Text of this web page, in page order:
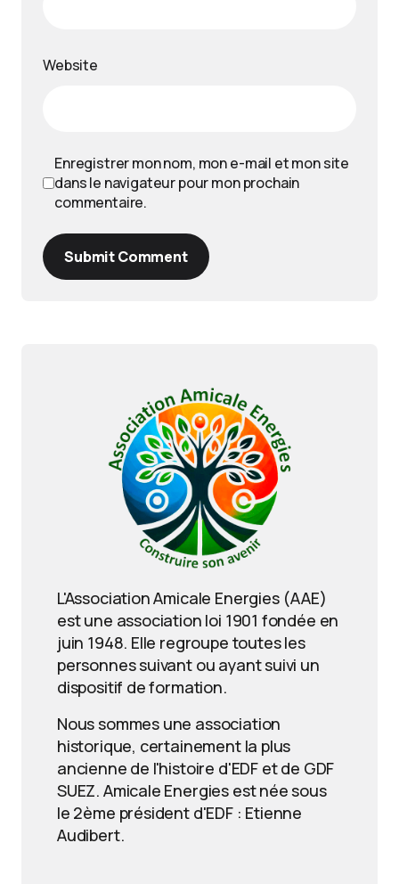
Website
Enregistrer mon nom, mon e-mail et mon site
dans le navigateur pour mon prochain
commentaire.
Submit Comment
L'Association Amicale Energies (AAE)
est une association loi 1901 fondée en
juin 1948. Elle regroupe toutes les
personnes suivant ou ayant suivi un
dispositif de formation.
Nous sommes une association
historique, certainement la plus
ancienne de l'histoire d'EDF et de GDF
SUEZ. Amicale Energies est née sous
le 2ème président d'EDF : Etienne
Audibert.